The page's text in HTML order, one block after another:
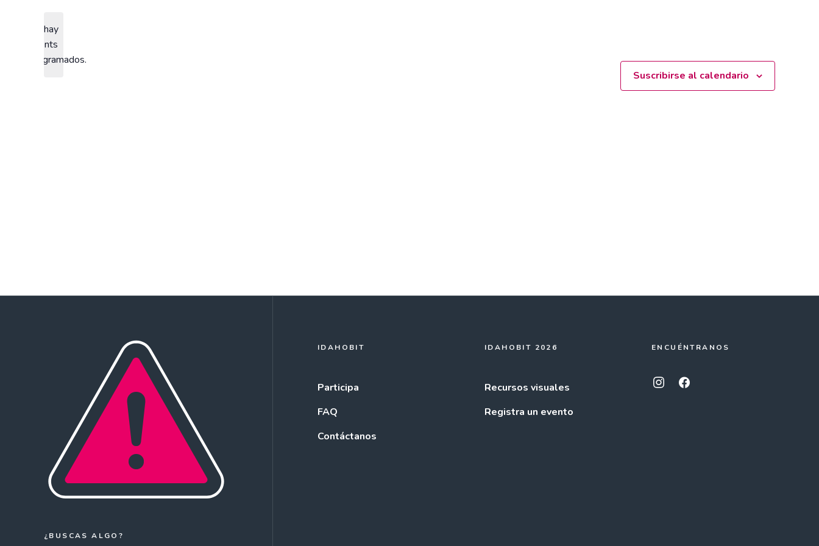
Aviso
No hay
events
programados.
Suscribirse al calendario
¿BUSCAS ALGO?
IDAHOBIT
Participa
FAQ
Contáctanos
IDAHOBIT 2026
Recursos visuales
Registra un evento
ENCUÉNTRANOS